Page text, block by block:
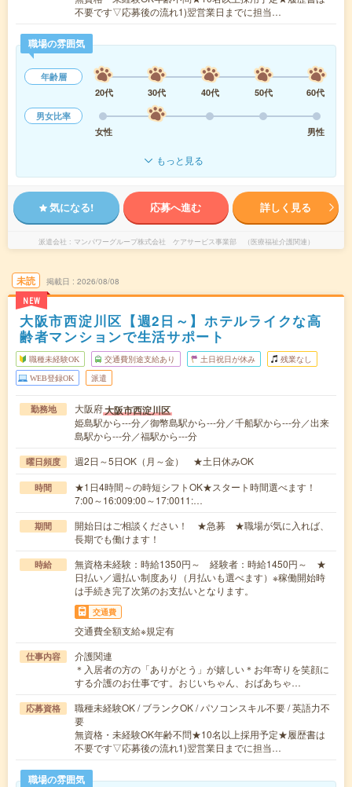
不要です▽応募後の流れ1)翌営業日までに担当…
職場の雰囲気
年齢層
20代
30代 40代 50代
60代
男女比率
女性
男性
もっと見る
気になる! 応募へ進む 詳しく見る
派遣会社 マンパワーグループ株式会社 ケアサービス事業部 （医療福祉介護関連）
未読
NEW
掲載日 2026/08/08
大阪市西淀川区【週2日～】ホテルライクな高
齢者マンションで生活サポート
職種未経験OK 交通費別途支給あり 土日祝日が休み 残業なし
WEB登録OK 派遣
勤務地 大阪府大阪市西淀川区
姫島駅から---分／御幣島駅から---分／千船駅から---分／出来
島駅から---分／福駅から---分
曜日頻度 週2日～5日OK（月～金） ★土日休みOK
時間
★1日4時間～の時短シフトOK★スタート時間選べます！
7:00～16:009:00～17:0011:…
期間
開始日はご相談ください！ ★急募 ★職場が気に入れば、
長期でも働けます！
時給
無資格未経験：時給1350円～ 経験者：時給1450円～ ★
日払い／週払い制度あり（月払いも選べます）※稼働開始時
は手続き完了次第のお支払いとなります。
交通費
交通費全額支給※規定有
仕事内容
介護関連
＊入居者の方の「ありがとう」が嬉しい＊お年寄りを笑顔に
する介護のお仕事です。おじいちゃん、おばあちゃ…
応募資格
職種未経験OK / ブランクOK / パソコンスキル不要 / 英語力不
要
無資格・未経験OK年齢不問★10名以上採用予定★履歴書は
不要です▽応募後の流れ1)翌営業日までに担当…
職場の雰囲気